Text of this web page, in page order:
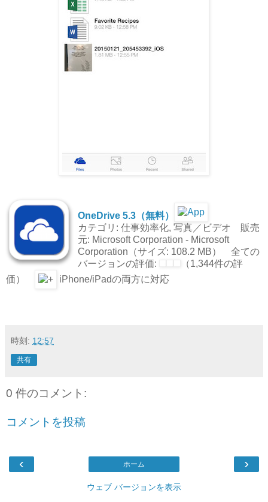
OneDrive 5.3（無料）
カテゴリ: 仕事効率化, 写真／ビデオ 販売
元: Microsoft Corporation - Microsoft
Corporation（サイズ: 108.2 MB） 全ての
バージョンの評価:
（1,344件の評
価）
iPhone/iPadの両方に対応
時刻: 12:57
共有
0 件のコメント:
コメントを投稿
‹ ›
ホーム
ウェブ バージョンを表示